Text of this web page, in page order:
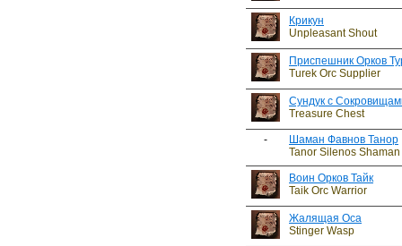
Крикун
Unpleasant Shout
Приспешник Орков
Turek Orc Supplier
Сундук с
Treasure Chest
-
Шаман Фавнов Танор
Tanor Silenos Shaman
Воин Орков Тайк
Taik Orc Warrior
Жалящая Оса
Stinger Wasp